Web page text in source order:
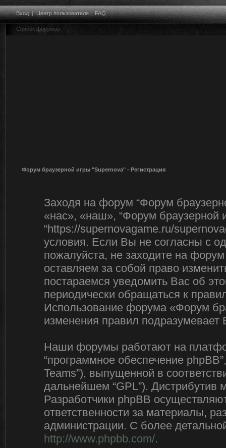
Вход|Центр пользователя|FAQ
Список форумов
Форум браузерной игры "Supernova" - Регистрация
Заходя на форум “Форум
«нас», «наш», “Форум браузерной
“https://supernovagame.ru/
условия. Если Вы не согласны с
пожалуйста, не заходите на
оставляем за собой право
постараемся уведомить Вас об
периодически обращаться к
Использование форума «Форум
изменения правил
Наши форумы работают на
“программное обеспечение
Teams”), выпущенной в
дальнейшем “GPL”). Дистрибутив
Разработчики phpBB
ответственности за материалы,
администрации. С более
http://www.phpbb.com/.